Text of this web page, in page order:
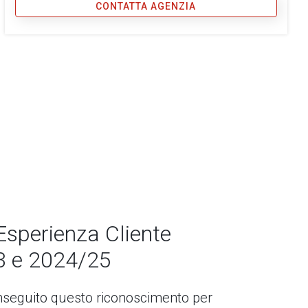
CONTATTA AGENZIA
Cliente
e 2024/25
questo riconoscimento per